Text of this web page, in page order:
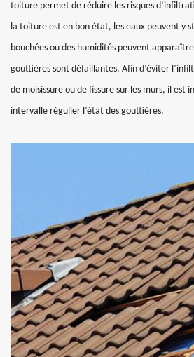
toiture permet de réduire les risques
la toiture est en bon état, les eaux peuvent y
bouchées ou des humidités peuvent
gouttières sont défaillantes. Afin d’éviter
de moisissure ou de fissure sur les murs, il est
intervalle régulier l’état des gouttières.